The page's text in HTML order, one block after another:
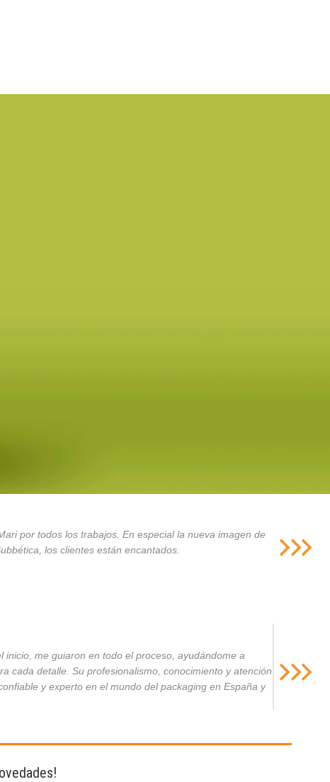
por todos los trabajos. En especial la nueva imagen de
los clientes están encantados.
me guiaron en todo el proceso, ayudándome a
cada detalle. Su profesionalismo, conocimiento y atención
y experto en el mundo del packaging en España y